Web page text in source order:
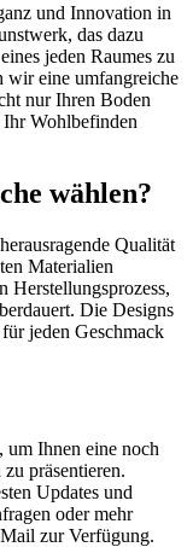
und Innovation in
das dazu
jeden Raumes zu
wir eine umfangreiche
nur Ihren Boden
Wohlbefinden
wählen?
Qualität
Materialien
Herstellungsprozess,
Die Designs
jeden Geschmack
Ihnen eine noch
präsentieren.
Updates und
oder mehr
zur Verfügung.